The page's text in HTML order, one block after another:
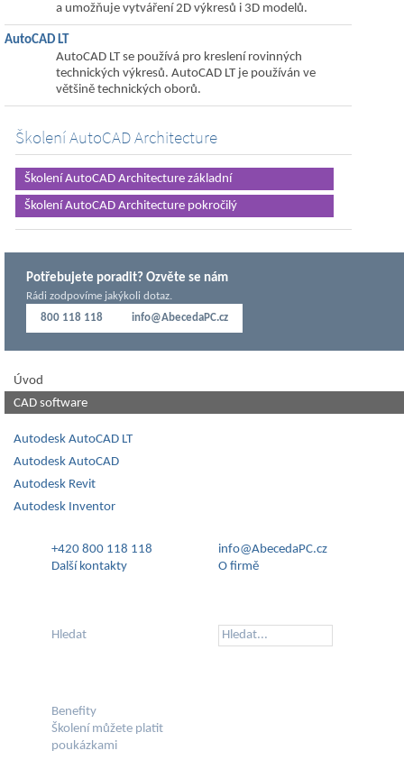
a umožňuje vytváření 2D výkresů i 3D modelů.
AutoCAD LT
AutoCAD LT se používá pro kreslení rovinných
technických výkresů. AutoCAD LT je používán ve
většině technických oborů.
Školení AutoCAD Architecture
Školení AutoCAD Architecture základní
Školení AutoCAD Architecture pokročilý
Potřebujete poradit? Ozvěte se nám
Rádi zodpovíme jakýkoli dotaz.
800 118 118
info@AbecedaPC.cz
Úvod
CAD software
Autodesk AutoCAD LT
Autodesk AutoCAD
Autodesk Revit
Autodesk Inventor
+420 800 118 118
info@AbecedaPC.cz
Další kontakty
O firmě
Hledat
Benefity
Školení můžete platit
poukázkami